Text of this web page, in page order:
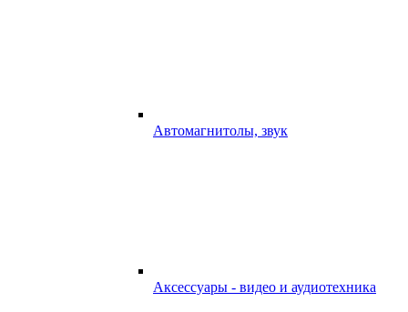
Автомагнитолы, звук
Аксессуары - видео и аудиотехника